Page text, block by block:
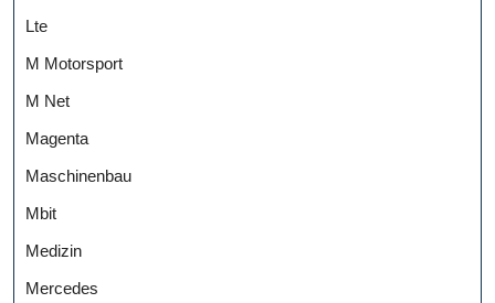
Lte
M Motorsport
M Net
Magenta
Maschinenbau
Mbit
Medizin
Mercedes